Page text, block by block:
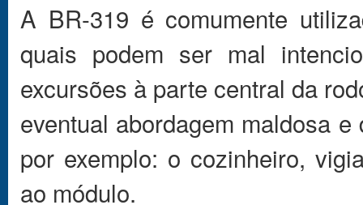
A BR-319 é comumente
quais podem ser mal
excursões à parte central da
eventual abordagem maldosa
por exemplo: o cozinheiro,
ao módulo.